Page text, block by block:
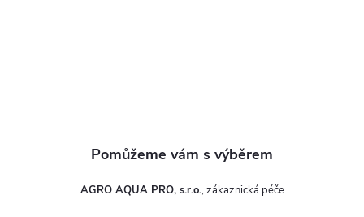
AGRO AQUA PRO, s.r.o.